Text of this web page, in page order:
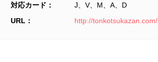
対応カード：
J、V、M、A、D
URL：
http://tonkotsukazan.com/